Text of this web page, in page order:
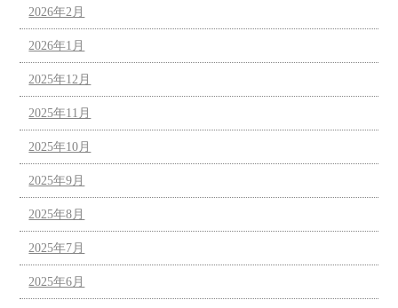
2026年2月
2026年1月
2025年12月
2025年11月
2025年10月
2025年9月
2025年8月
2025年7月
2025年6月